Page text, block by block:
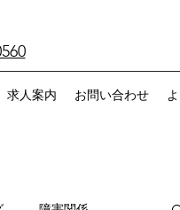
求人案内 お問い合わせ